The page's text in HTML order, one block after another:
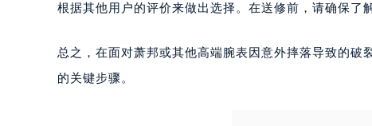
沈阳市沈河区中街路83号亨得利名表
温州市鹿城区锦绣路1067号置信广场
根据其他用户的评价来做出选择。在送修前，请确保了
总之，在面对萧邦或其他高端腕表因意外摔落导致的
的关键步骤。